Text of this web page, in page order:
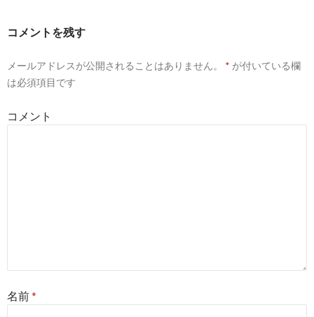
ゲ
シ
ン
コメントを残す
メールアドレスが公開されることはありません。 * が付いている欄
は必須項目です
コメント
名前*